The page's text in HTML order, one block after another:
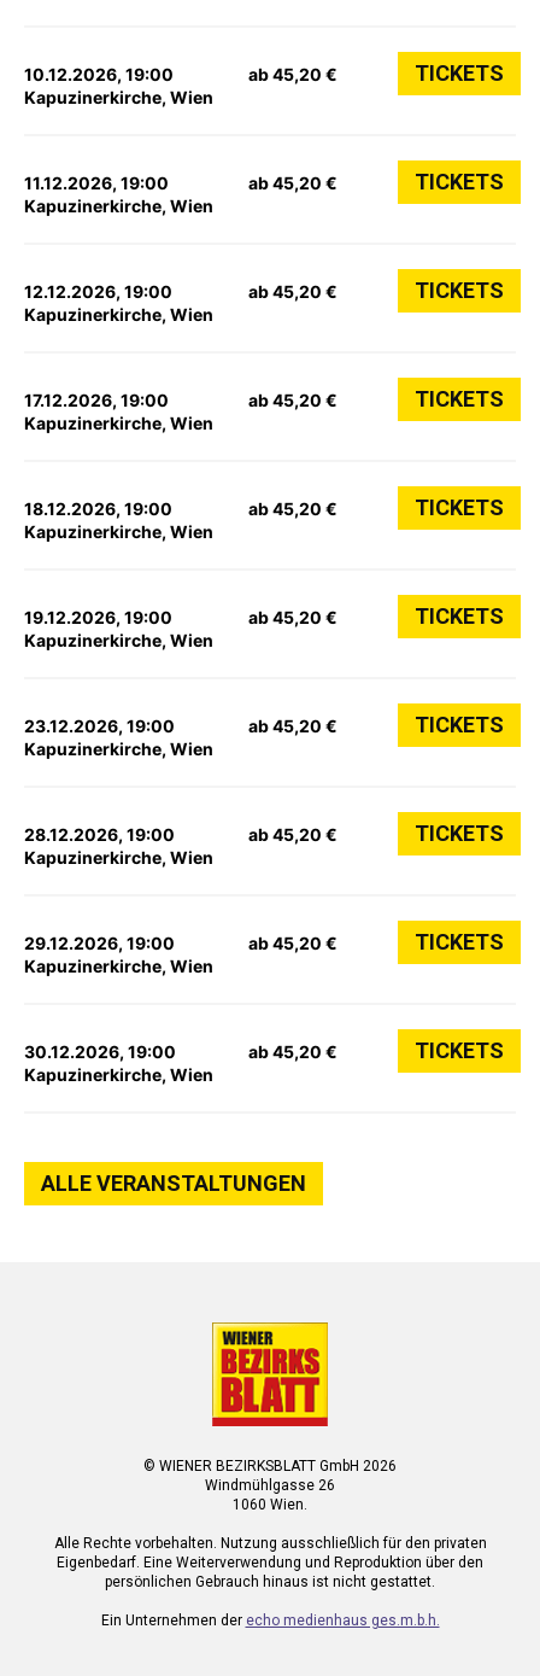
10.12.2026, 19:00
Kapuzinerkirche, Wien
ab 45,20 € TICKETS
11.12.2026, 19:00
Kapuzinerkirche, Wien
ab 45,20 € TICKETS
12.12.2026, 19:00
Kapuzinerkirche, Wien
ab 45,20 € TICKETS
17.12.2026, 19:00
Kapuzinerkirche, Wien
ab 45,20 € TICKETS
18.12.2026, 19:00
Kapuzinerkirche, Wien
ab 45,20 € TICKETS
19.12.2026, 19:00
Kapuzinerkirche, Wien
ab 45,20 € TICKETS
23.12.2026, 19:00
Kapuzinerkirche, Wien
ab 45,20 € TICKETS
28.12.2026, 19:00
Kapuzinerkirche, Wien
ab 45,20 € TICKETS
29.12.2026, 19:00
Kapuzinerkirche, Wien
ab 45,20 € TICKETS
30.12.2026, 19:00
Kapuzinerkirche, Wien
ab 45,20 € TICKETS
ALLE VERANSTALTUNGEN
© WIENER BEZIRKSBLATT GmbH 2026
Windmühlgasse 26
1060 Wien.
Alle Rechte vorbehalten. Nutzung ausschließlich für den privaten
Eigenbedarf. Eine Weiterverwendung und Reproduktion über den
persönlichen Gebrauch hinaus ist nicht gestattet.
Ein Unternehmen der echo medienhaus ges.m.b.h.